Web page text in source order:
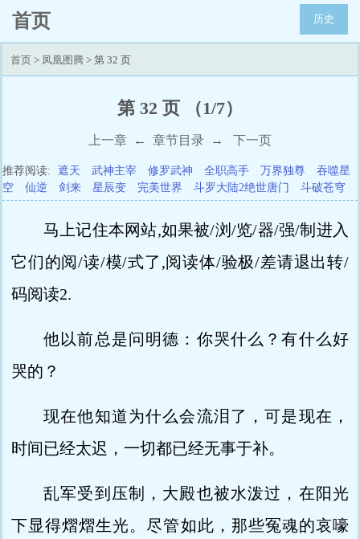
首页 历史
首页 > 凤凰图腾 > 第 32 页
第 32 页 （1/7）
上一章 ← 章节目录 → 下一页
推荐阅读: 遮天 武神主宰 修罗武神 全职高手 万界独尊
吞噬星
空
仙逆 剑来 星辰变 完美世界 斗罗大陆2绝世唐门 斗破苍穹
马上记住本网站,如果被/浏/览/器/强/制进入
它们的阅/读/模/式了,阅读体/验极/差请退出转/
码阅读2.
他以前总是问明德：你哭什么？有什么好
哭的？
现在他知道为什么会流泪了，可是现在，
时间已经太迟，一切都已经无事于补。
乱军受到压制，大殿也被水泼过，在阳光
下显得熠熠生光。尽管如此，那些冤魂的哀嚎